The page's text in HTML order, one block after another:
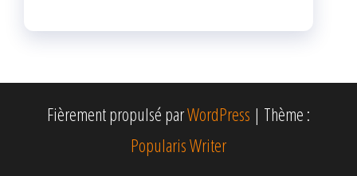
Fièrement propulsé parWordPress | Thème :
Popularis Writer